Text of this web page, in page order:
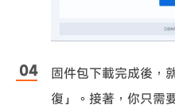
固件包下載完成後，
復」。接著，你只需